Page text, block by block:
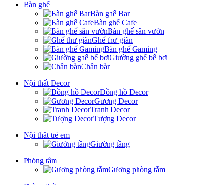
Bàn ghế
Bàn ghế Bar
Bàn ghế Cafe
Bàn ghế sân vườn
Ghế thư giãn
Bàn ghế Gaming
Giường ghế bể bơi
Chân bàn
Nội thất Decor
Đồng hồ Decor
Gương Decor
Tranh Decor
Tượng Decor
Nội thất trẻ em
Giường tầng
Phòng tắm
Gương phòng tắm